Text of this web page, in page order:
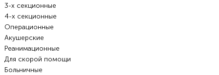
3-х секционные
4-х секционные
Операционные
Акушерские
Реанимационные
Для скорой помощи
Больничные